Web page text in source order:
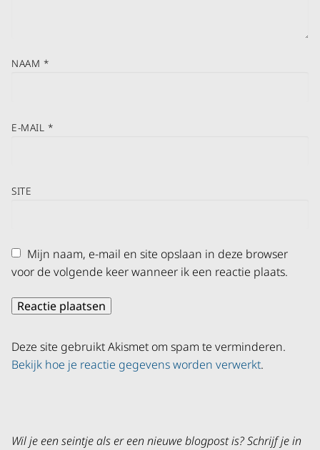
NAAM *
E-MAIL *
SITE
Mijn naam, e-mail en site opslaan in deze browser
voor de volgende keer wanneer ik een reactie plaats.
Deze site gebruikt Akismet om spam te verminderen.
Bekijk hoe je reactie gegevens worden verwerkt.
Wil je een seintje als er een nieuwe blogpost is? Schrijf je in